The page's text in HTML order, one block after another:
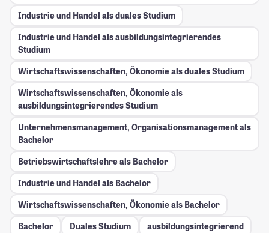
Industrie und Handel als duales Studium
Industrie und Handel als ausbildungsintegrierendes
Studium
Wirtschaftswissenschaften, Ökonomie als duales Studium
Wirtschaftswissenschaften, Ökonomie als
ausbildungsintegrierendes Studium
Unternehmensmanagement, Organisationsmanagement als
Bachelor
Betriebswirtschaftslehre als Bachelor
Industrie und Handel als Bachelor
Wirtschaftswissenschaften, Ökonomie als Bachelor
Bachelor
Duales Studium
ausbildungsintegrierend